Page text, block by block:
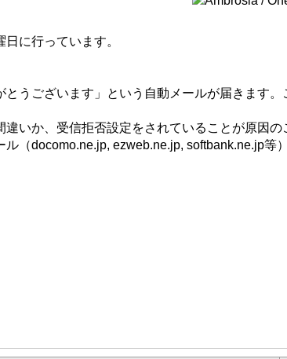
に行っています。
うございます」という自動メールが届きます
いか、受信拒否設定をされていることが原因の
（docomo.ne.jp, ezweb.ne.jp, softbank.ne.jp等